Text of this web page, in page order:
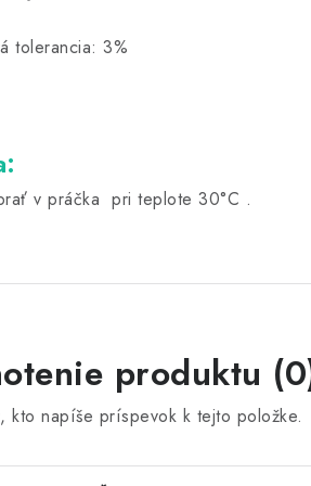
tolerancia: 3%
v práčka pri teplote 30°C .
produktu
kto napíše príspevok k tejto položke.